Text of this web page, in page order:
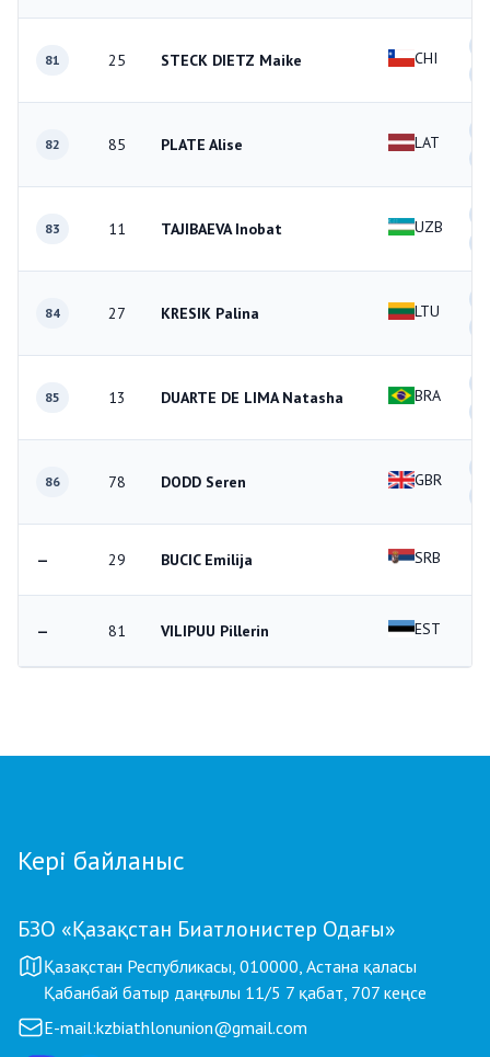
81 25 STECK DIETZ Maike CHI
82 85 PLATE Alise LAT
83 11 TAJIBAEVA Inobat UZB
84 27 KRESIK Palina LTU
85 13 DUARTE DE LIMA Natasha BRA
86 78 DODD Seren GBR
— 29 BUCIC Emilija SRB
— 81 VILIPUU Pillerin EST
Кері байланыс
БЗО «Қазақстан Биатлонистер Одағы»
Қазақстан Республикасы, 010000, Астана қаласы
Қабанбай батыр даңғылы 11/5 7 қабат, 707 кеңсе
E-mail:kzbiathlonunion@gmail.com